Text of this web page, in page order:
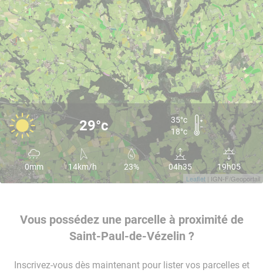
Leaflet | IGN-F/Geoportail
29°c
35°c
18°c
0mm 14km/h 23% 04h35 19h05
Vous possédez une parcelle à proximité de
Saint-Paul-de-Vézelin ?
Inscrivez-vous dès maintenant pour lister vos parcelles et